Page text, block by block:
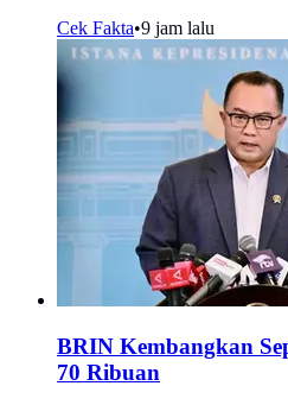
Cek Fakta•9 jam lalu
BRIN Kembangkan
70 Ribuan